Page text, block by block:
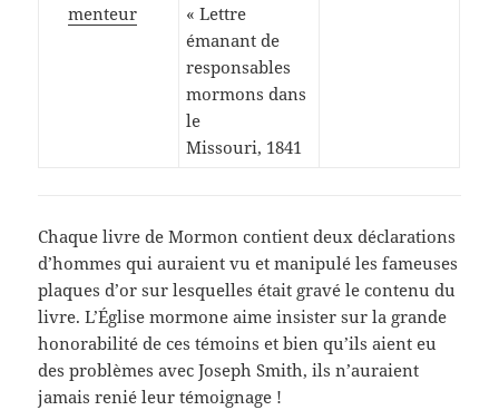
menteur
« Lettre
émanant de
responsables
mormons dans
le
Missouri, 1841
Chaque livre de Mormon contient deux déclarations
d’hommes qui auraient vu et manipulé les fameuses
plaques d’or sur lesquelles était gravé le contenu du
livre. L’Église mormone aime insister sur la grande
honorabilité de ces témoins et bien qu’ils aient eu
des problèmes avec Joseph Smith, ils n’auraient
jamais renié leur témoignage !